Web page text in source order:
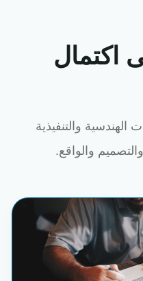
اكتمال
والتنفيذية
والواقع.